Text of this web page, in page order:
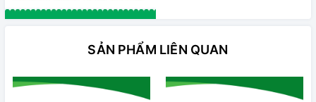
SẢN PHẨM LIÊN QUAN